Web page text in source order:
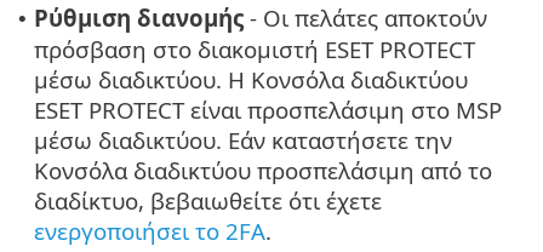
• Ρύθμιση διανομής - Οι πελάτες αποκτούν
πρόσβαση στο διακομιστή ESET PROTECT
μέσω διαδικτύου. Η Κονσόλα διαδικτύου
ESET PROTECT είναι προσπελάσιμη στο MSP
μέσω διαδικτύου. Εάν καταστήσετε την
Κονσόλα διαδικτύου προσπελάσιμη από το
διαδίκτυο, βεβαιωθείτε ότι έχετε
ενεργοποιήσει το 2FA.